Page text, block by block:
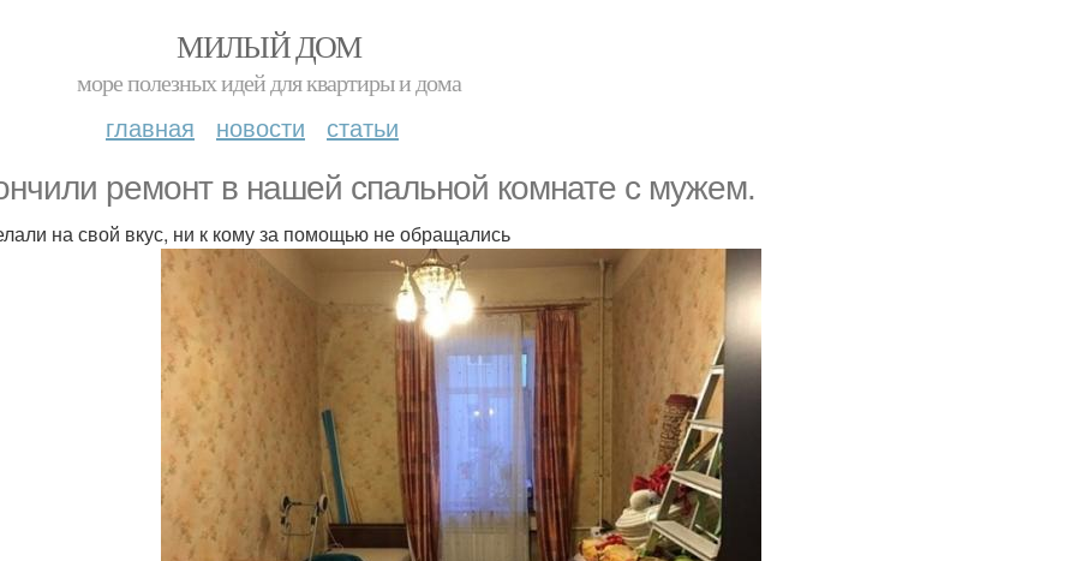
МИЛЫЙ ДОМ
море полезных идей для квартиры и дома
главная новости статьи
ремонт в нашей спальной комнате с мужем.
на свой вкус, ни к кому за помощью не обращались